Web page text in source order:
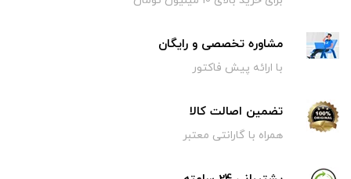
مشاوره تخصصی و رایگان
با ارائه پیش فاکتور
تضمین اصالت کالا
همراه با گارانتی معتبر